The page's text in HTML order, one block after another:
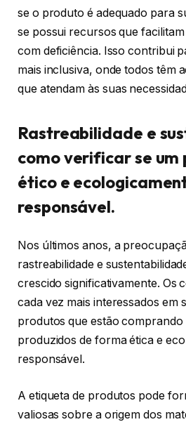
se o produto é adequado para
se possui recursos que
com deficiência. Isso contribui
mais inclusiva, onde todos têm
que atendam às suas
Rastreabilidade e
como verificar se um
ético e
responsável.
Nos últimos anos, a
rastreabilidade e
crescido significativamente. Os
cada vez mais interessados em
produtos que estão comprando
produzidos de forma ética e
responsável.
A etiqueta de produtos pode
valiosas sobre a origem dos